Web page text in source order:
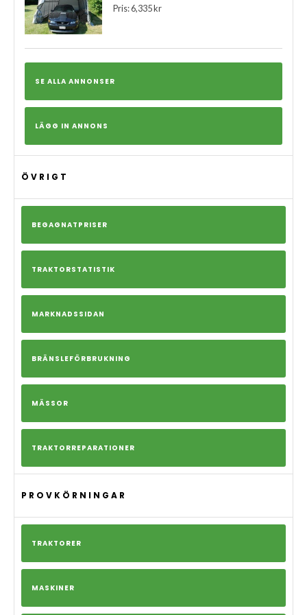
Pris: 6,335 kr
SE ALLA ANNONSER
LÄGG IN ANNONS
ÖVRIGT
BEGAGNATPRISER
TRAKTORSTATISTIK
MARKNADSSIDAN
BRÄNSLEFÖRBRUKNING
MÄSSOR
TRAKTORREPARATIONER
PROVKÖRNINGAR
TRAKTORER
MASKINER